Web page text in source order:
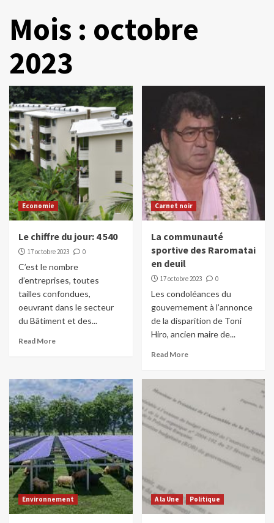
Mois : octobre
2023
Economie
Le chiffre du jour: 4 540
17 octobre 2023 0
C’est le nombre
d’entreprises, toutes
tailles confondues,
oeuvrant dans le secteur
du Bâtiment et des...
Read More
Carnet noir
La communauté
sportive des Raromatai
en deuil
17 octobre 2023 0
Les condoléances du
gouvernement à l’annonce
de la disparition de Toni
Hiro, ancien maire de...
Read More
Environnement A la Une Politique